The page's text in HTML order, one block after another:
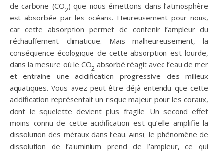
de carbone (CO2) que nous émettons dans l’atmosphère
est absorbée par les océans. Heureusement pour nous,
car cette absorption permet de contenir l’ampleur du
réchauffement climatique. Mais malheureusement, la
conséquence écologique de cette absorption est lourde,
dans la mesure où le CO2 absorbé réagit avec l’eau de mer
et entraine une acidification progressive des milieux
aquatiques. Vous avez peut-être déjà entendu que cette
acidification représentait un risque majeur pour les coraux,
dont le squelette devient plus fragile. Un second effet
moins connu de cette acidification est qu’elle amplifie la
dissolution des métaux dans l’eau. Ainsi, le phénomène de
dissolution de l’aluminium prend de l’ampleur, ce qui